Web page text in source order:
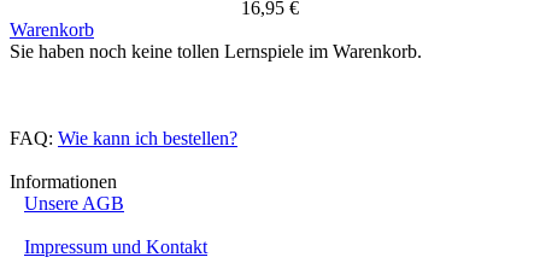
16,95 €
Warenkorb
Sie haben noch keine tollen Lernspiele im Warenkorb.
FAQ: Wie kann ich bestellen?
Informationen
Unsere AGB
Impressum und Kontakt